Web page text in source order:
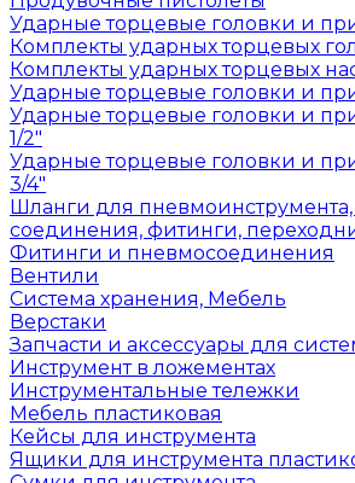
Ударные торцевые головки и
Комплекты ударных торцевых
Комплекты ударных торцевых
Ударные торцевые головки и
Ударные торцевые головки и
1/2"
Ударные торцевые головки и
3/4"
Шланги для
соединения, фитинги,
Фитинги и пневмосоединения
Вентили
Система хранения, Мебель
Верстаки
Запчасти и аксессуары для
Инструмент в ложементах
Инструментальные тележки
Мебель пластиковая
Кейсы для инструмента
Ящики для инструмента